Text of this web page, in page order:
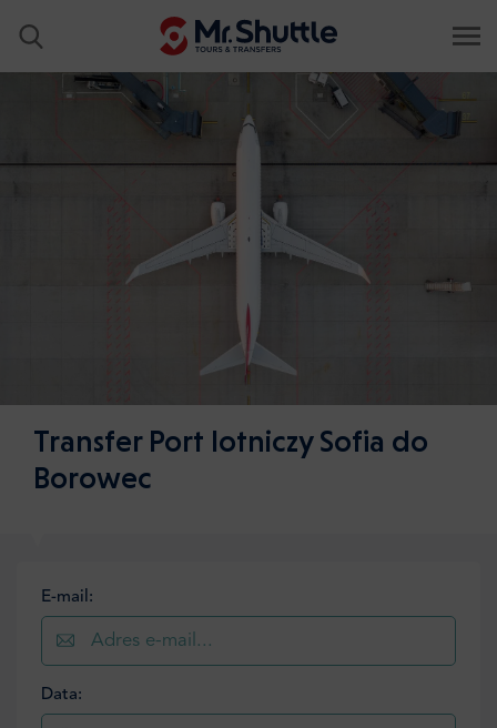
Transfer Port lotniczy Sofia do
Borowec
E-mail:
Data: